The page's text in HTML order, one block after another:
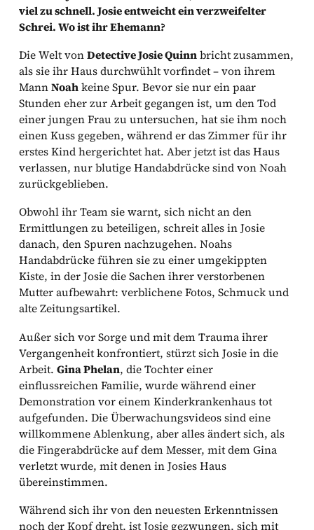
viel zu schnell. Josie entweicht ein verzweifelter
Schrei. Wo ist ihr Ehemann?
Die Welt vonDetective Josie Quinnbricht zusammen,
als sie ihr Haus durchwühlt vorfindet – von ihrem
MannNoahkeine Spur. Bevor sie nur ein paar
Stunden eher zur Arbeit gegangen ist, um den Tod
einer jungen Frau zu untersuchen, hat sie ihm noch
einen Kuss gegeben, während er das Zimmer für ihr
erstes Kind hergerichtet hat. Aber jetzt ist das Haus
verlassen, nur blutige Handabdrücke sind von Noah
zurückgeblieben.
Obwohl ihr Team sie warnt, sich nicht an den
Ermittlungen zu beteiligen, schreit alles in Josie
danach, den Spuren nachzugehen. Noahs
Handabdrücke führen sie zu einer umgekippten
Kiste, in der Josie die Sachen ihrer verstorbenen
Mutter aufbewahrt: verblichene Fotos, Schmuck und
alte Zeitungsartikel.
Außer sich vor Sorge und mit dem Trauma ihrer
Vergangenheit konfrontiert, stürzt sich Josie in die
Arbeit.Gina Phelan, die Tochter einer
einflussreichen Familie, wurde während einer
Demonstration vor einem Kinderkrankenhaus tot
aufgefunden. Die Überwachungsvideos sind eine
willkommene Ablenkung, aber alles ändert sich, als
die Fingerabdrücke auf dem Messer, mit dem Gina
verletzt wurde, mit denen in Josies Haus
übereinstimmen.
Während sich ihr von den neuesten Erkenntnissen
noch der Kopf dreht, ist Josie gezwungen, sich mit